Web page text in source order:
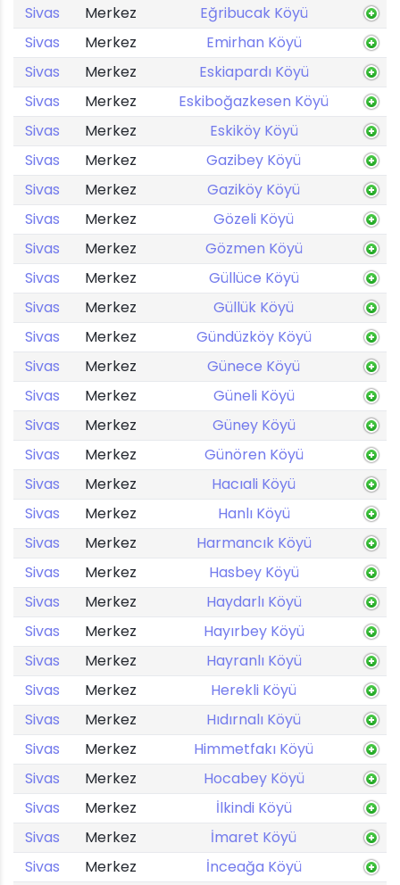
Sivas
Merkez
Eğribucak Köyü
Sivas
Merkez
Emirhan Köyü
Sivas
Merkez
Eskiapardı Köyü
Sivas
Merkez
Eskiboğazkesen Köyü
Sivas
Merkez
Eskiköy Köyü
Sivas
Merkez
Gazibey Köyü
Sivas
Merkez
Gaziköy Köyü
Sivas
Merkez
Gözeli Köyü
Sivas
Merkez
Gözmen Köyü
Sivas
Merkez
Güllüce Köyü
Sivas
Merkez
Güllük Köyü
Sivas
Merkez
Gündüzköy Köyü
Sivas
Merkez
Günece Köyü
Sivas
Merkez
Güneli Köyü
Sivas
Merkez
Güney Köyü
Sivas
Merkez
Günören Köyü
Sivas
Merkez
Hacıali Köyü
Sivas
Merkez
Hanlı Köyü
Sivas
Merkez
Harmancık Köyü
Sivas
Merkez
Hasbey Köyü
Sivas
Merkez
Haydarlı Köyü
Sivas
Merkez
Hayırbey Köyü
Sivas
Merkez
Hayranlı Köyü
Sivas
Merkez
Herekli Köyü
Sivas
Merkez
Hıdırnalı Köyü
Sivas
Merkez
Himmetfakı Köyü
Sivas
Merkez
Hocabey Köyü
Sivas
Merkez
İlkindi Köyü
Sivas
Merkez
İmaret Köyü
Sivas
Merkez
İnceağa Köyü